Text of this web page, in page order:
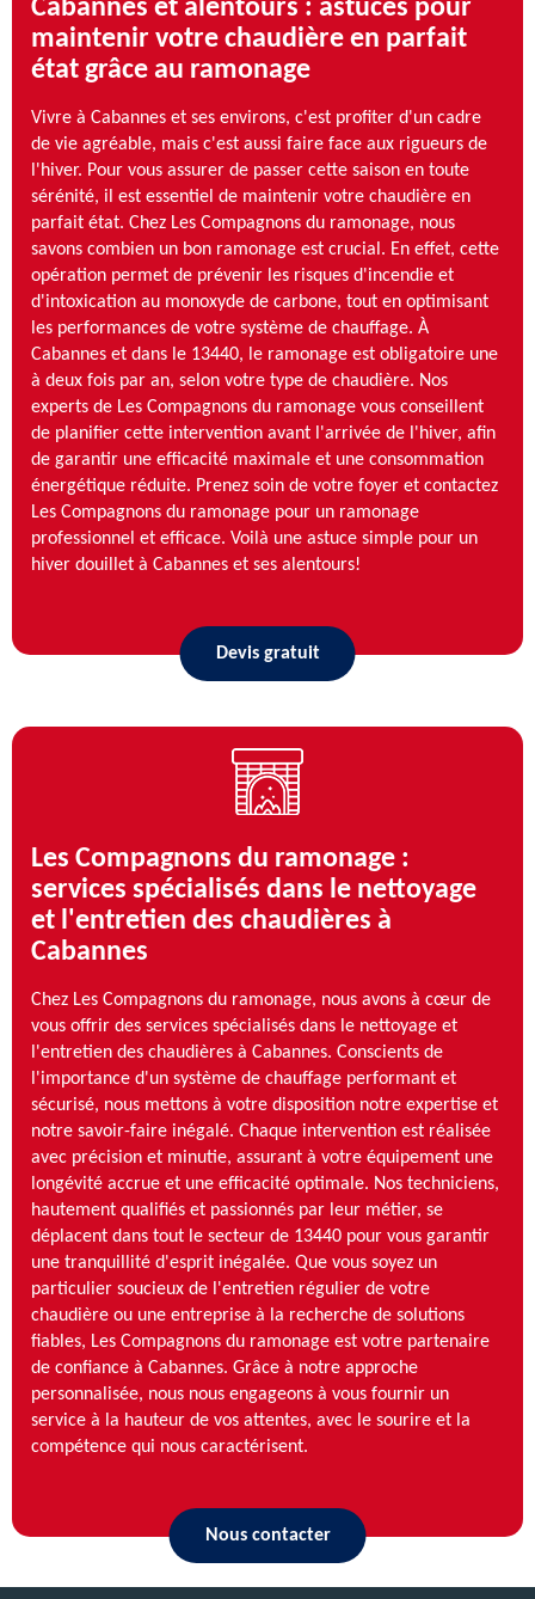
Cabannes et alentours : astuces pour
maintenir votre chaudière en parfait
état grâce au ramonage
Vivre à Cabannes et ses environs, c'est profiter d'un cadre
de vie agréable, mais c'est aussi faire face aux rigueurs de
l'hiver. Pour vous assurer de passer cette saison en toute
sérénité, il est essentiel de maintenir votre chaudière en
parfait état. Chez Les Compagnons du ramonage, nous
savons combien un bon ramonage est crucial. En effet, cette
opération permet de prévenir les risques d'incendie et
d'intoxication au monoxyde de carbone, tout en optimisant
les performances de votre système de chauffage. À
Cabannes et dans le 13440, le ramonage est obligatoire une
à deux fois par an, selon votre type de chaudière. Nos
experts de Les Compagnons du ramonage vous conseillent
de planifier cette intervention avant l'arrivée de l'hiver, afin
de garantir une efficacité maximale et une consommation
énergétique réduite. Prenez soin de votre foyer et contactez
Les Compagnons du ramonage pour un ramonage
professionnel et efficace. Voilà une astuce simple pour un
hiver douillet à Cabannes et ses alentours!
Devis gratuit
Les Compagnons du ramonage :
services spécialisés dans le nettoyage
et l'entretien des chaudières à
Cabannes
Chez Les Compagnons du ramonage, nous avons à cœur de
vous offrir des services spécialisés dans le nettoyage et
l'entretien des chaudières à Cabannes. Conscients de
l'importance d'un système de chauffage performant et
sécurisé, nous mettons à votre disposition notre expertise et
notre savoir-faire inégalé. Chaque intervention est réalisée
avec précision et minutie, assurant à votre équipement une
longévité accrue et une efficacité optimale. Nos techniciens,
hautement qualifiés et passionnés par leur métier, se
déplacent dans tout le secteur de 13440 pour vous garantir
une tranquillité d'esprit inégalée. Que vous soyez un
particulier soucieux de l'entretien régulier de votre
chaudière ou une entreprise à la recherche de solutions
fiables, Les Compagnons du ramonage est votre partenaire
de confiance à Cabannes. Grâce à notre approche
personnalisée, nous nous engageons à vous fournir un
service à la hauteur de vos attentes, avec le sourire et la
compétence qui nous caractérisent.
Nous contacter